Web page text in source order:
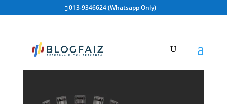
013-9346624 (Whatsapp Only)